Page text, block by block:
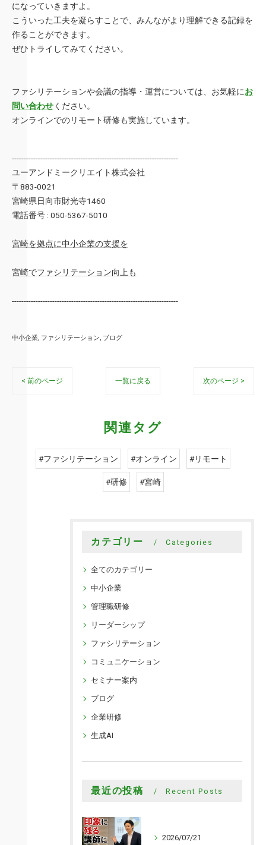
になっていきますよ。
こういった工夫を凝らすことで、みんながより理解できる記録を
作ることができます。
ぜひトライしてみてください。
ファシリテーションや会議の指導・運営については、お気軽にお
問い合わせください。
オンラインでのリモート研修も実施しています。
----------------------------------------------------------------------
ユーアンドミークリエイト株式会社
〒883-0021
宮崎県日向市財光寺1460
電話番号 : 050-5367-5010
宮崎を拠点に中小企業の支援を
宮崎でファシリテーション向上も
----------------------------------------------------------------------
中小企業 ファシリテーション ブログ
< 前のページ 一覧に戻る 次のページ >
関連タグ
#ファシリテーション #オンライン #リモート
#研修 #宮崎
カテゴリー Categories
全てのカテゴリー
中小企業
管理職研修
リーダーシップ
ファシリテーション
コミュニケーション
セミナー案内
ブログ
企業研修
生成AI
最近の投稿 Recent Posts
2026/07/21